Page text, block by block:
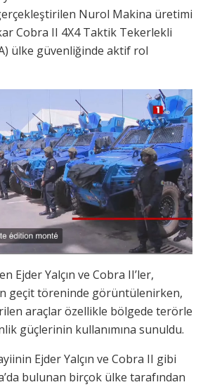
Nurol Makina üretimi
Cobra II 4X4 Taktik Tekerlekli
ülke güvenliğinde aktif rol
Ejder Yalçın ve Cobra II’ler,
geçit töreninde görüntülenirken,
araçlar özellikle bölgede terörle
güçlerinin kullanımına sunuldu.
Ejder Yalçın ve Cobra II gibi
bulunan birçok ülke tarafından